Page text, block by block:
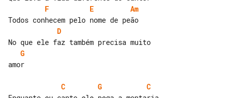
F
E
Am
D
G
amor
C G
C